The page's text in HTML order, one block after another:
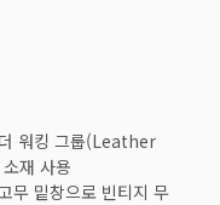
워킹 그룹(Leather
재 사용
무 밑창으로 빈티지 무